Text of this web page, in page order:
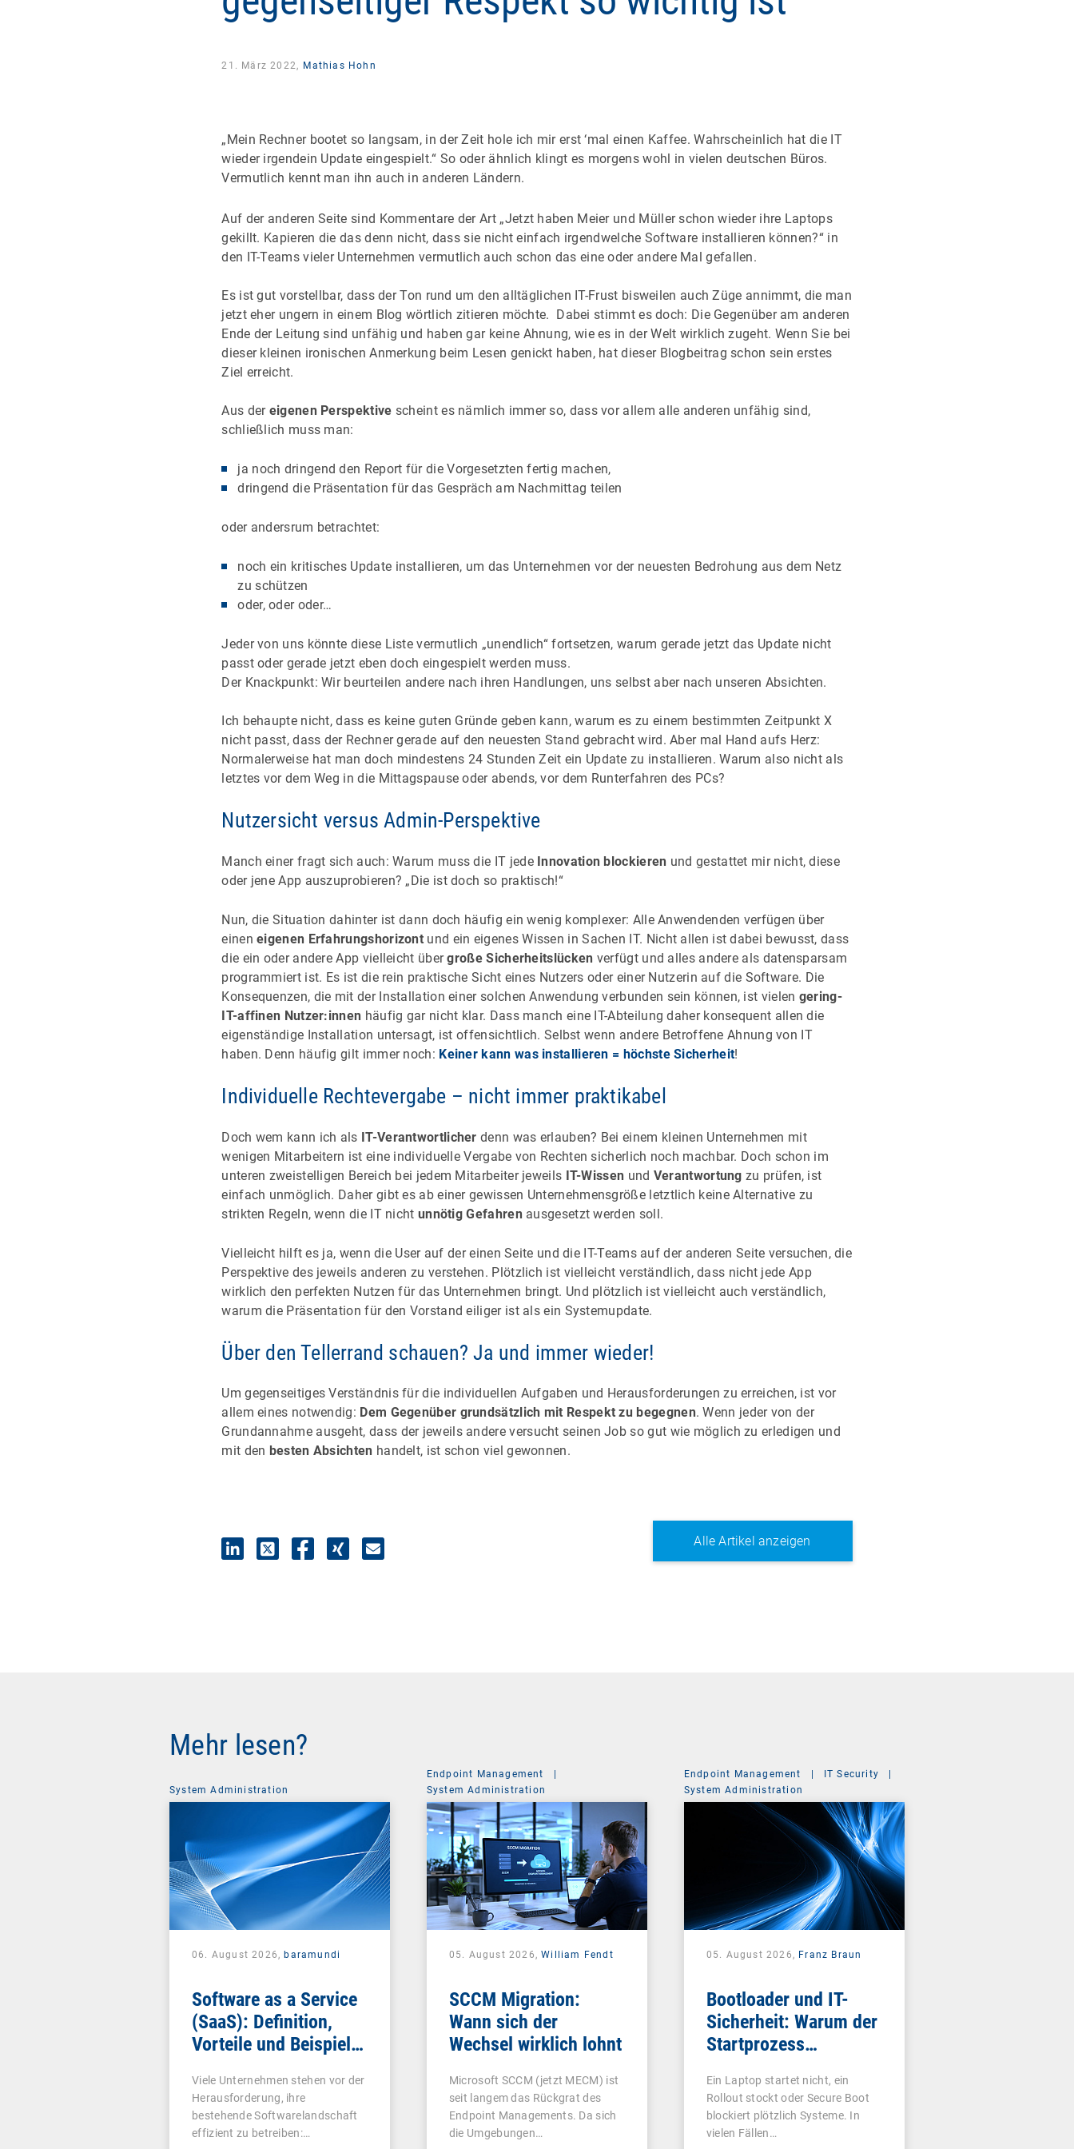
21. März 2022, Mathias Hohn
„Mein Rechner bootet so langsam, in der Zeit hole ich mir erst ‘mal einen Kaffee. Wahrscheinlich hat die IT
wieder irgendein Update eingespielt.“ So oder ähnlich klingt es morgens wohl in vielen deutschen Büros.
Vermutlich kennt man ihn auch in anderen Ländern.
Auf der anderen Seite sind Kommentare der Art „Jetzt haben Meier und Müller schon wieder ihre Laptops
gekillt. Kapieren die das denn nicht, dass sie nicht einfach irgendwelche Software installieren können?“ in
den IT-Teams vieler Unternehmen vermutlich auch schon das eine oder andere Mal gefallen.
Es ist gut vorstellbar, dass der Ton rund um den alltäglichen IT-Frust bisweilen auch Züge annimmt, die man
jetzt eher ungern in einem Blog wörtlich zitieren möchte. Dabei stimmt es doch: Die Gegenüber am anderen
Ende der Leitung sind unfähig und haben gar keine Ahnung, wie es in der Welt wirklich zugeht. Wenn Sie bei
dieser kleinen ironischen Anmerkung beim Lesen genickt haben, hat dieser Blogbeitrag schon sein erstes
Ziel erreicht.
Aus der eigenen Perspektive scheint es nämlich immer so, dass vor allem alle anderen unfähig sind,
schließlich muss man:
ja noch dringend den Report für die Vorgesetzten fertig machen,
dringend die Präsentation für das Gespräch am Nachmittag teilen
oder andersrum betrachtet:
noch ein kritisches Update installieren, um das Unternehmen vor der neuesten Bedrohung aus dem Netz
zu schützen
oder, oder oder…
Jeder von uns könnte diese Liste vermutlich „unendlich“ fortsetzen, warum gerade jetzt das Update nicht
passt oder gerade jetzt eben doch eingespielt werden muss.
Der Knackpunkt: Wir beurteilen andere nach ihren Handlungen, uns selbst aber nach unseren Absichten.
Ich behaupte nicht, dass es keine guten Gründe geben kann, warum es zu einem bestimmten Zeitpunkt X
nicht passt, dass der Rechner gerade auf den neuesten Stand gebracht wird. Aber mal Hand aufs Herz:
Normalerweise hat man doch mindestens 24 Stunden Zeit ein Update zu installieren. Warum also nicht als
letztes vor dem Weg in die Mittagspause oder abends, vor dem Runterfahren des PCs?
Nutzersicht versus Admin-Perspektive
Manch einer fragt sich auch: Warum muss die IT jede Innovation blockieren und gestattet mir nicht, diese
oder jene App auszuprobieren? „Die ist doch so praktisch!“
Nun, die Situation dahinter ist dann doch häufig ein wenig komplexer: Alle Anwendenden verfügen über
eineneigenen Erfahrungshorizont und ein eigenes Wissen in Sachen IT. Nicht allen ist dabei bewusst, dass
die ein oder andere App vielleicht übergroße Sicherheitslücken verfügt und alles andere als datensparsam
programmiert ist. Es ist die rein praktische Sicht eines Nutzers oder einer Nutzerin auf die Software. Die
Konsequenzen, die mit der Installation einer solchen Anwendung verbunden sein können, ist vielen gering-
IT-affinen Nutzer:innen häufig gar nicht klar. Dass manch eine IT-Abteilung daher konsequent allen die
eigenständige Installation untersagt, ist offensichtlich. Selbst wenn andere Betroffene Ahnung von IT
haben. Denn häufig gilt immer noch: Keiner kann was installieren = höchste Sicherheit!
Individuelle Rechtevergabe – nicht immer praktikabel
Doch wem kann ich als IT-Verantwortlicher denn was erlauben? Bei einem kleinen Unternehmen mit
wenigen Mitarbeitern ist eine individuelle Vergabe von Rechten sicherlich noch machbar. Doch schon im
unteren zweistelligen Bereich bei jedem Mitarbeiter jeweils IT-Wissen und Verantwortung zu prüfen, ist
einfach unmöglich. Daher gibt es ab einer gewissen Unternehmensgröße letztlich keine Alternative zu
strikten Regeln, wenn die IT nicht unnötig Gefahren ausgesetzt werden soll.
Vielleicht hilft es ja, wenn die User auf der einen Seite und die IT-Teams auf der anderen Seite versuchen, die
Perspektive des jeweils anderen zu verstehen. Plötzlich ist vielleicht verständlich, dass nicht jede App
wirklich den perfekten Nutzen für das Unternehmen bringt. Und plötzlich ist vielleicht auch verständlich,
warum die Präsentation für den Vorstand eiliger ist als ein Systemupdate.
Über den Tellerrand schauen? Ja und immer wieder!
Um gegenseitiges Verständnis für die individuellen Aufgaben und Herausforderungen zu erreichen, ist vor
allem eines notwendig: Dem Gegenüber grundsätzlich mit Respekt zu begegnen. Wenn jeder von der
Grundannahme ausgeht, dass der jeweils andere versucht seinen Job so gut wie möglich zu erledigen und
mit den besten Absichten handelt, ist schon viel gewonnen.
Alle Artikel anzeigen
Mehr lesen?
System Administration
06. August 2026, baramundi
Software as a Service
(SaaS): Definition,
Vorteile und Beispiele
Viele Unternehmen stehen vor der
Herausforderung, ihre
bestehende Softwarelandschaft
effizient zu betreiben:…
Endpoint Management
System Administration
05. August 2026,William Fendt
SCCM Migration:
Wann sich der
Wechsel wirklich lohnt
Microsoft SCCM (jetzt MECM) ist
seit langem das Rückgrat des
Endpoint Managements. Da sich
die Umgebungen…
Endpoint Management IT Security
System Administration
05. August 2026, Franz Braun
Bootloader und IT-
Sicherheit: Warum der
Startprozess
Ein Laptop startet nicht, ein
Rollout stockt oder Secure Boot
blockiert plötzlich Systeme. In
vielen Fällen…